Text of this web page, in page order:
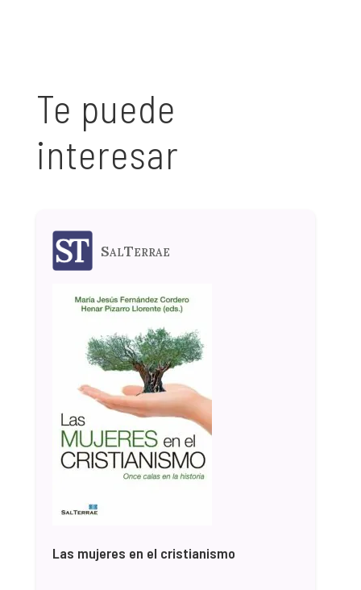
Te puede
interesar
SalTerrae
Las mujeres en el cristianismo